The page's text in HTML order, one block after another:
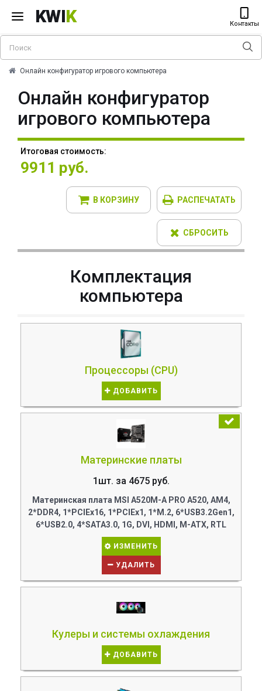
KWIK Контакты
Онлайн конфигуратор игрового компьютера
Онлайн конфигуратор
игрового компьютера
Итоговая стоимость:
9911 руб.
В КОРЗИНУ РАСПЕЧАТАТЬ
СБРОСИТЬ
Комплектация
компьютера
Процессоры (CPU)
ДОБАВИТЬ
Материнские платы
1шт. за 4675 руб.
Материнская плата MSI A520M-A PRO A520, AM4,
2*DDR4, 1*PCIEx16, 1*PCIEx1, 1*M.2, 6*USB3.2Gen1,
6*USB2.0, 4*SATA3.0, 1G, DVI, HDMI, M-ATX, RTL
ИЗМЕНИТЬ
УДАЛИТЬ
Кулеры и системы охлаждения
ДОБАВИТЬ